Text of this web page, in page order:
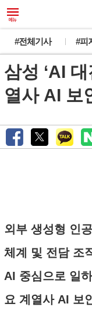
#전체기사 #피
삼성 ‘AI
열사 AI 보
외부 생성형 인
체계 및 전담 조
AI 중심으로 일
요 계열사 AI 보